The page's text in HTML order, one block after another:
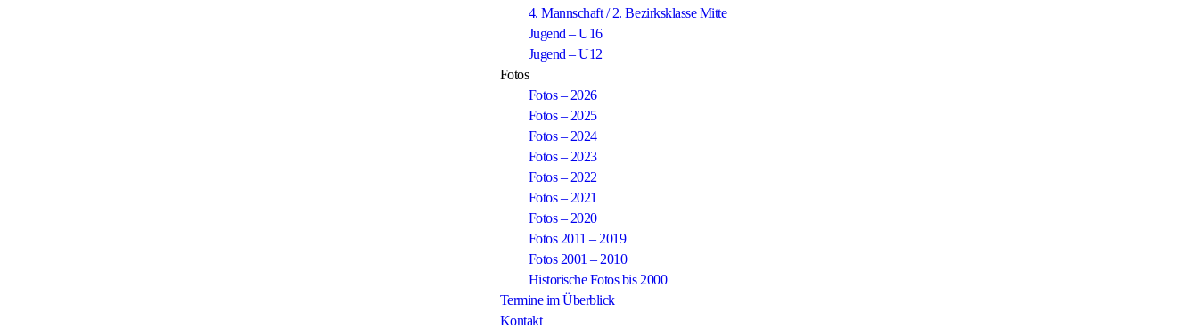
4. Mannschaft / 2. Bezirksklasse Mitte
Jugend – U16
Jugend – U12
Fotos
Fotos – 2026
Fotos – 2025
Fotos – 2024
Fotos – 2023
Fotos – 2022
Fotos – 2021
Fotos – 2020
Fotos 2011 – 2019
Fotos 2001 – 2010
Historische Fotos bis 2000
Termine im Überblick
Kontakt